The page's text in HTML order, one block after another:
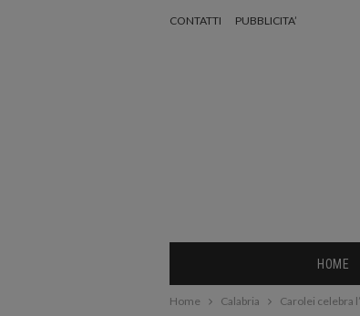
CONTATTI PUBBLICITA’
HOME
Home Calabria Carolei celebra